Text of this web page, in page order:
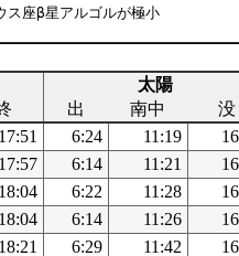
ス座β星アルゴルが極小
太陽
出 南中
没
17:51 6:24 11:19
17:57 6:14 11:21
18:04 6:22 11:28
18:04 6:14 11:26
18:21 6:29 11:42